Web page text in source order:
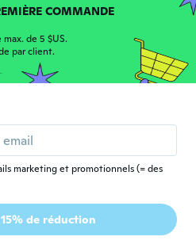
· 327 avis · 56 chargements
COMMANDE
max. de 5 $US.
par client.
marketing et promotionnels (= des
de réduction